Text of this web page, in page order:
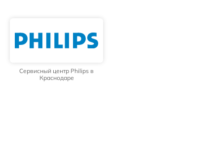
Сервисный центр Philips в
Краснодаре